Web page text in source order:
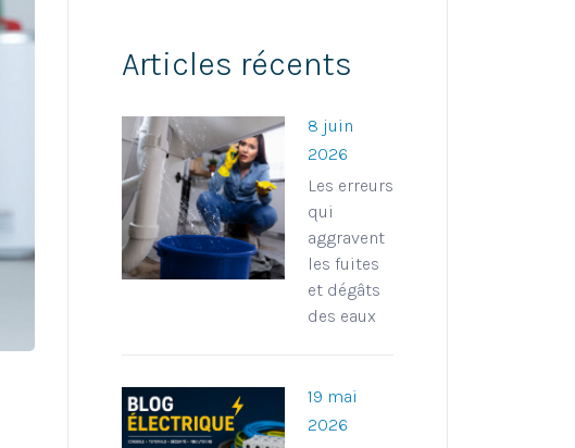
Articles récents
8 juin
2026
Les erreurs
qui
aggravent
les fuites
et dégâts
des eaux
19 mai
2026